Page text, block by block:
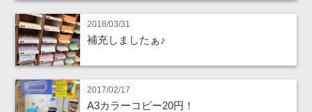
2018/03/31
補充しましたぁ♪
2017/02/17
A3カラーコピー20円！